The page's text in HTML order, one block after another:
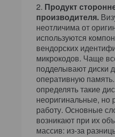
Продукт
производителя.
неотличима от
используются
вендорских
микрокодов. Чаще
подделывают диски
оперативную
определять такие
неоригинальные, но
работу. Основные
возникают при их
массив: из-за